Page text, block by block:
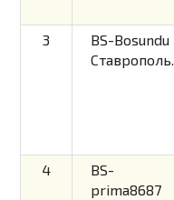
3
BS-Bosundu
Ставрополь.
4
BS-
prima8687